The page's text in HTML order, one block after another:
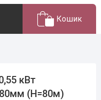
Кошик
кВт
(Н=80м)